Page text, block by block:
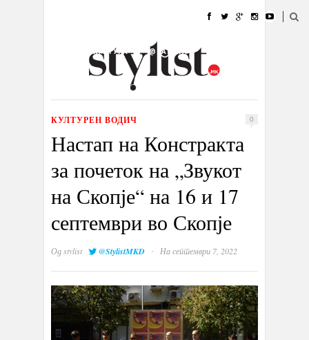
УБАВИНА
КУЛТУРА @РАБОТА
ИЗЛОГ
КУЛТУРЕН ВОДИЧ 0
Настап на Констракта
за почеток на „Звукот
на Скопје“ на 16 и 17
септември во Скопје
Одstylist @StylistMKD · На септември 7, 2022